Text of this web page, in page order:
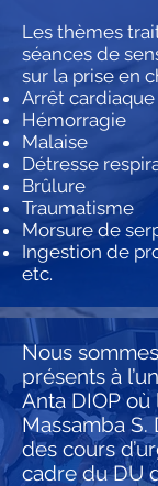
Les thèmes
séances de
sur la prise en
Arrêt cardiaque
Hémorragie
Malaise
Détresse
Brûlure
Traumatisme
Morsure de
Ingestion de
etc.
Nous
présents à
Anta DIOP
Massamba S.
des cours
cadre du DU